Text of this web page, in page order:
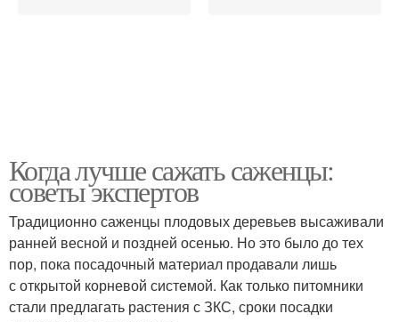
Когда лучше сажать саженцы:
советы экспертов
Традиционно саженцы плодовых деревьев высаживали
ранней весной и поздней осенью. Но это было до тех
пор, пока посадочный материал продавали лишь
с открытой корневой системой. Как только питомники
стали предлагать растения с ЗКС, сроки посадки